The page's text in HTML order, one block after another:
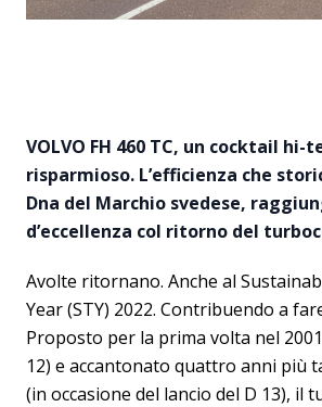
VOLVO FH 460 TC, un cocktail hi-
risparmioso. L’efficienza che
Dna del Marchio svedese,
d’eccellenza col ritorno del
Avolte ritornano. Anche al
Year (STY) 2022. Contribuendo a
Proposto per la prima volta nel
12) e accantonato quattro anni più
(in occasione del lancio del D 13), il